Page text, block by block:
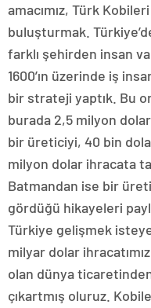
amacımız, Türk
buluşturmak.
farklı şehirden insan
1600’ın üzerinde iş
bir strateji yaptık. Bu
burada 2,5 milyon
bir üreticiyi, 40 bin
milyon dolar ihracata
Batmandan ise bir
gördüğü hikayeleri
Türkiye gelişmek
milyar dolar
olan dünya ticaretinden
çıkartmış oluruz.